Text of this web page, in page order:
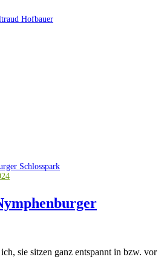
Waltraud Hofbauer
sie sitzen ganz entspannt in bzw. vor